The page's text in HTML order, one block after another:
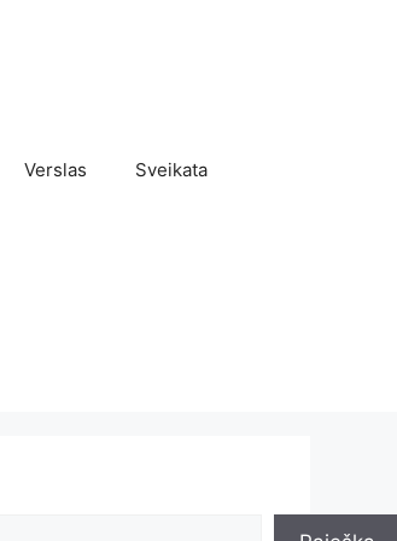
Verslas Sveikata